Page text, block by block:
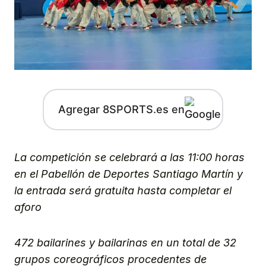
Agregar 8SPORTS.es en
La competición se celebrará a las 11:00 horas
en el Pabellón de Deportes Santiago Martín y
la entrada será gratuita hasta completar el
aforo
472 bailarines y bailarinas en un total de 32
grupos coreográficos procedentes de